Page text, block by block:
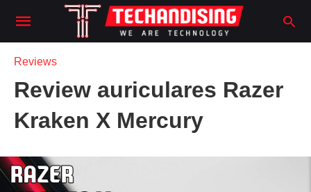
Reviews
Review auriculares Razer
Kraken X Mercury